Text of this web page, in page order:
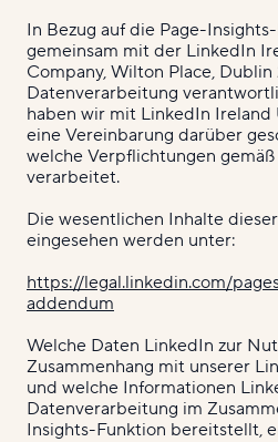
In Bezug auf die Page-
gemeinsam mit der LinkedIn
Company, Wilton Place,
Datenverarbeitung
haben wir mit LinkedIn
eine Vereinbarung darüber
welche Verpflichtungen
verarbeitet.
Die wesentlichen Inhalte
eingesehen werden unter:
https://legal.linkedin.com/
addendum
Welche Daten LinkedIn zur
Zusammenhang mit unserer
und welche Informationen
Datenverarbeitung im
Insights-Funktion bereitstellt,